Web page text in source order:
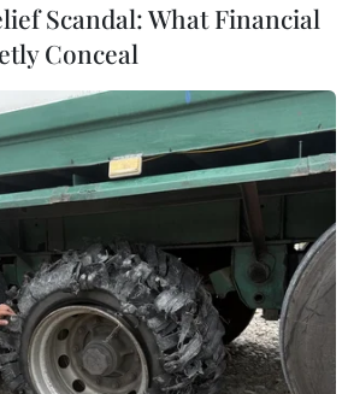
Anh John Healey tới dự cuộc họp nội
2/6. (Ảnh: Anadolu Agency/TTXVN)
TTXVN tại London, Bộ trưởng
Healey ngày 11/6 đã
đồng thời cảnh báo rằng Kế
Scandal: What Financial
Conceal